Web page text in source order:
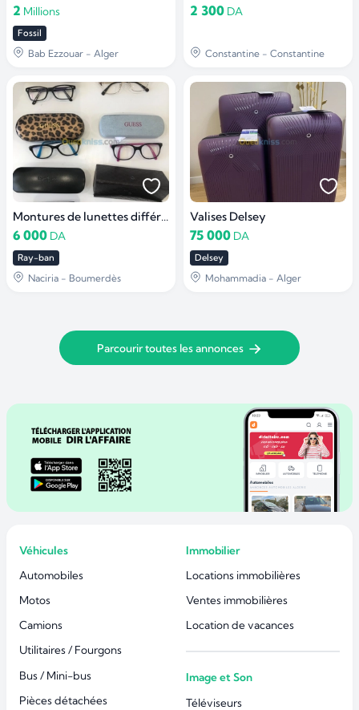
2 Millions
Fossil
Bab Ezzouar - Alger
2 300 DA
Constantine - Constantine
Montures de lunettes différentes marques
6 000 DA
Ray-ban
Naciria - Boumerdès
Valises Delsey
75 000 DA
Delsey
Mohammadia - Alger
Parcourir toutes les annonces
Véhicules
Automobiles
Motos
Camions
Utilitaires / Fourgons
Bus / Mini-bus
Pièces détachées
Immobilier
Locations immobilières
Ventes immobilières
Location de vacances
Image et Son
Téléviseurs